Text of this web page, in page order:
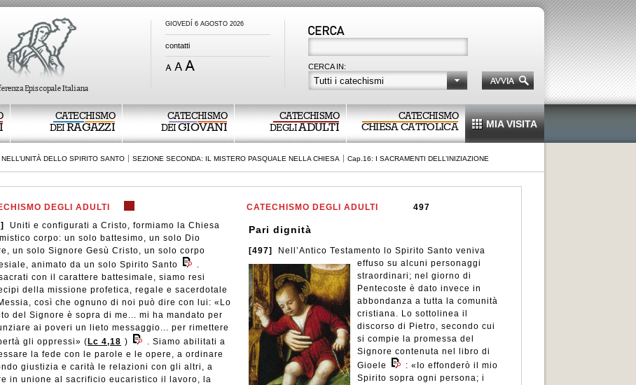
GIOVEDÍ 6 AGOSTO 2026
contatti
CERCA IN:
Tutti i catechismi
CATECHISMO
DEIRAGAZZI
CATECHISMO
DEIGIOVANI
CATECHISMO
DEGLIADULTI
CATECHISMO
CHIESA CATTOLICA MIA VISITA
DELLO SPIRITO SANTO SEZIONE SECONDA: IL MISTERO PASQUALE NELLA CHIESA
Cap.16: I SACRAMENTI DELL’INIZIAZIONE
DEGLI ADULTI
Uniti e configurati a Cristo, formiamo la Chiesa
corpo: un solo battesimo, un solo Dio
un solo Signore Gesù Cristo, un solo corpo
animato da un solo Spirito Santo
.
con il carattere battesimale, siamo resi
della missione profetica, regale e sacerdotale
così che ognuno di noi può dire con lui: «Lo
del Signore è sopra di me... mi ha mandato per
ai poveri un lieto messaggio... per rimettere
gli oppressi» ( Lc 4,18 )
. Siamo abilitati a
la fede con le parole e le opere, a ordinare
giustizia e carità le relazioni con gli altri, a
in unione al sacrificio eucaristico il lavoro, la
CATECHISMO DEGLI ADULTI 497
Pari dignità
[497]
Nell’Antico Testamento lo Spirito Santo veniva
effuso su alcuni personaggi
straordinari; nel giorno di
Pentecoste è dato invece in
abbondanza a tutta la comunità
cristiana. Lo sottolinea il
discorso di Pietro, secondo cui
si compie la promessa del
Signore contenuta nel libro di
Gioele
: «Io effonderò il mio
Spirito sopra ogni persona; i